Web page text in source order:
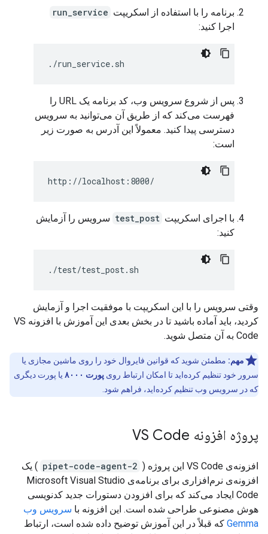
برنامه را با استفاده از اسکریپت run_service
اجرا کنید:
پس از شروع سرویس وب، کد برنامه یک URL را
فهرست می‌کند که از طریق آن می‌توانید به سرویس
دسترسی پیدا کنید. معمولاً این آدرس به صورت زیر
است:
با اجرای اسکریپت test_post سرویس را آزمایش
کنید:
وقتی سرویس را با این اسکریپت با موفقیت اجرا و آزمایش
کردید، باید آماده باشید تا در بخش بعدی این آموزش با افزونه VS
Code به آن متصل شوید.
مهم: مطمئن شوید که قوانین فایروال خود را روی ماشین مجازی یا
سرور خود تنظیم کرده‌اید تا امکان ارتباط روی پورت ۸۰۰۰
یا پورت دیگری
که در سرویس وب تنظیم کرده‌اید، فراهم شود.
پروژه افزونه VS Code
افزونه‌ی VS Code این پروژه ( pipet-code-agent-2 ) یک
افزونه‌ی نرم‌افزاری برای برنامه‌ی Microsoft Visual Studio
Code ایجاد می‌کند که برای افزودن دستورات جدید کدنویسی
هوش مصنوعی طراحی شده است. این افزونه با سرویس وب
Gemma که قبلاً در این آموزش توضیح داده شده است، ارتباط